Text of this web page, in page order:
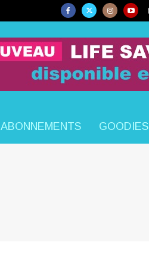
ABONNEMENTS GOODIES